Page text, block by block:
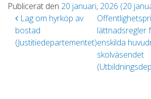
Publicerat den 20 januari, 2026 (20
Inläggsnavigering
Lag om hyrköp av
bostad
(Justitiedepartementet)
lättnadsregler
enskilda
skolväsendet